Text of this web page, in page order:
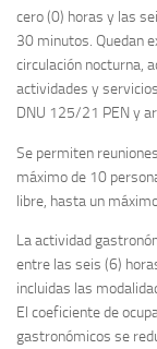
cero (0) horas y las
30 minutos. Quedan
circulación nocturna,
actividades y
DNU 125/21 PEN y
Se permiten
máximo de 10
libre, hasta un
La actividad
entre las seis (6)
incluidas las
El coeficiente de
gastronómicos se